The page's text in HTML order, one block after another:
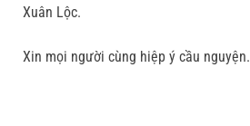
Xuân Lộc.
Xin mọi người cùng hiệp ý cầu nguyện.